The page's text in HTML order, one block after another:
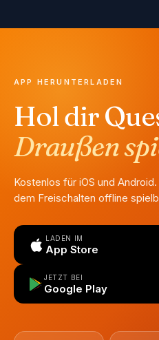
APP HERUNTERLADEN
Hol dir
Draußen
Kostenlos für iOS und
dem Freischalten offline
LADEN IM
App Store
JETZT BEI
Google Play